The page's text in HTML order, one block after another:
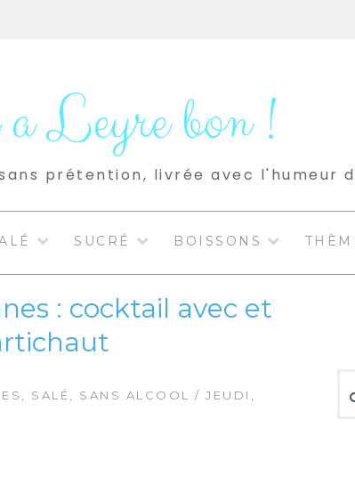
Leyre bon !
prétention, livrée avec l'humeur
SUCRÉ BOISSONS
: cocktail avec et
SALÉ SANS ALCOOL
/ JEUDI,